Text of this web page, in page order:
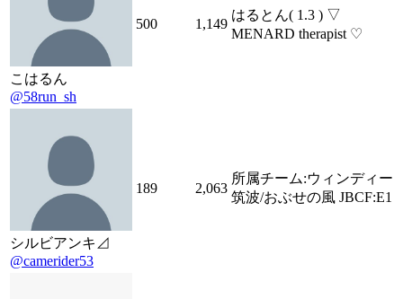
こはるん
@58run_sh
500 1,149
はるとん( 1.3 ) ▽
MENARD therapist ♡
シルビアンキ⊿
@camerider53
189 2,063
所属チーム:ウィンディー
筑波/おぶせの風 JBCF:E1